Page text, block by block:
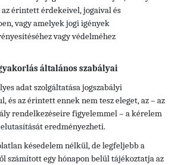
érintett érdekeivel, jogaival és
vagy amelyek jogi igények
vagy védelméhez
általános szabályai
adat szolgáltatása jogszabályi
és az érintett ennek nem tesz eleget, az – az
rendelkezéseire figyelemmel – a kérelem
eredményezheti.
késedelem nélkül, de legfeljebb a
számított egy hónapon belül tájékoztatja az